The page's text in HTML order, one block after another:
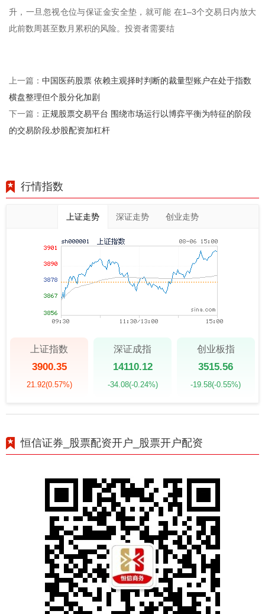
升，一旦忽视仓位与保证金安全垫，就可能 在1–3个交易日内放大
此前数周甚至数月累积的风险。投资者需要结
上一篇： 中国医药股票 依赖主观择时判断的裁量型账户在处于指数
横盘整理但个股分化加剧
下一篇： 正规股票交易平台 围绕市场运行以博弈平衡为特征的阶段
的交易阶段,炒股配资加杠杆
行情指数
上证走势 深证走势 创业走势
上证指数
3900.35
21.92(0.57%)
深证成指
14110.12
-34.08(-0.24%)
创业板指
3515.56
-19.58(-0.55%)
恒信证券_股票配资开户_股票开户配资